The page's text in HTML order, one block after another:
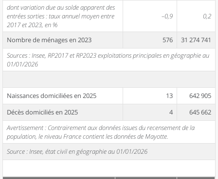
dont variation due au solde apparent des
entrées sorties : taux annuel moyen entre
2017 et 2023, en %
–0,9 0,2
Nombre de ménages en 2023 576
31 274 741
Sources : Insee, RP2017 et RP2023 exploitations principales en géographie au
01/01/2026
Naissances domiciliées en 2025 13
642 905
Décès domiciliés en 2025
4
645 662
Avertissement : Contrairement aux données issues du recensement de la
population, le niveau France contient les données de Mayotte.
Source : Insee, état civil en géographie au 01/01/2026